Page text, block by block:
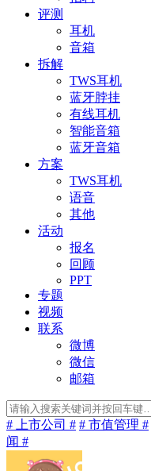
评测
耳机
音箱
拆解
TWS耳机
蓝牙脖挂
有线耳机
智能音箱
蓝牙音箱
方案
TWS耳机
语音
其他
活动
报名
回顾
PPT
专题
视频
联系
微博
微信
邮箱
# 上市公司 # # 市值管理 #
闻 #